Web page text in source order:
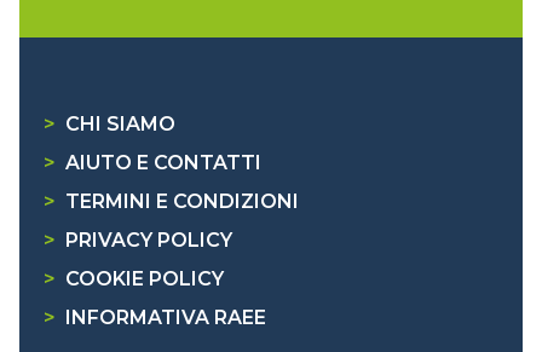
> CHI SIAMO
> AIUTO E CONTATTI
> TERMINI E CONDIZIONI
>
PRIVACY POLICY
> COOKIE POLICY
>
INFORMATIVA RAEE